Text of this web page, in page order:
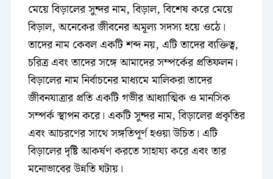
মেয়ে বিড়ালের সুন্দর নাম, বিড়াল, বিশেষ করে মেয়ে
বিড়াল, অনেকের জীবনের অমূল্য সদস্য হয়ে ওঠে।
তাদের নাম কেবল একটি শব্দ নয়, এটি তাদের ব্যক্তিত্ব,
চরিত্র এবং তাদের সঙ্গে আমাদের সম্পর্কের প্রতিফলন।
বিড়ালের নাম নির্বাচনের মাধ্যমে মালিকরা তাদের
জীবনযাত্রার প্রতি একটি গভীর আধ্যাত্মিক ও মানসিক
সম্পর্ক স্থাপন করে। একটি সুন্দর নাম, বিড়ালের প্রকৃতির
এবং আচরণের সাথে সঙ্গতিপূর্ণ হওয়া উচিত। এটি
বিড়ালের দৃষ্টি আকর্ষণ করতে সাহায্য করে এবং তার
মনোভাবের উন্নতি ঘটায়।